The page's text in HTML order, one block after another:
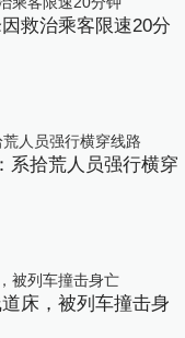
救治乘客限速20分
系拾荒人员强行横穿
床，被列车撞击身